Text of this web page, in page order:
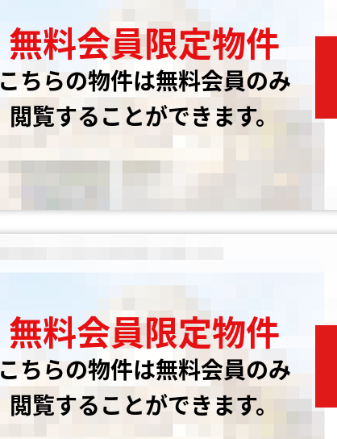
無料会員限定物件
こちらの物件は無料会員のみ
閲覧することができます。
無料会員限定物件
こちらの物件は無料会員のみ
閲覧することができます。